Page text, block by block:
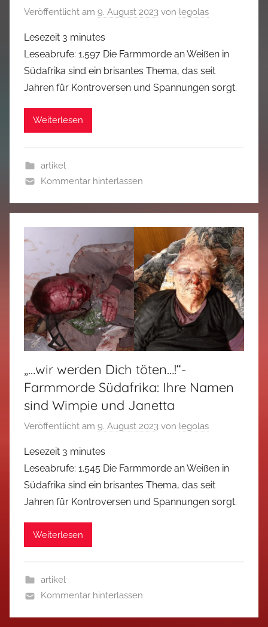
Veröffentlicht am 9. August 2023 von legolas
Lesezeit 3 minutes
Leseabrufe: 1.597 Die Farmmorde an Weißen in
Südafrika sind ein brisantes Thema, das seit
Jahren für Kontroversen und Spannungen sorgt.
Weiterlesen
artikel
Kommentar hinterlassen
„…wir werden Dich töten…!“-
Farmmorde Südafrika: Ihre Namen
sind Wimpie und Janetta
Veröffentlicht am 9. August 2023 von legolas
Lesezeit 3 minutes
Leseabrufe: 1.545 Die Farmmorde an Weißen in
Südafrika sind ein brisantes Thema, das seit
Jahren für Kontroversen und Spannungen sorgt.
Weiterlesen
artikel
Kommentar hinterlassen